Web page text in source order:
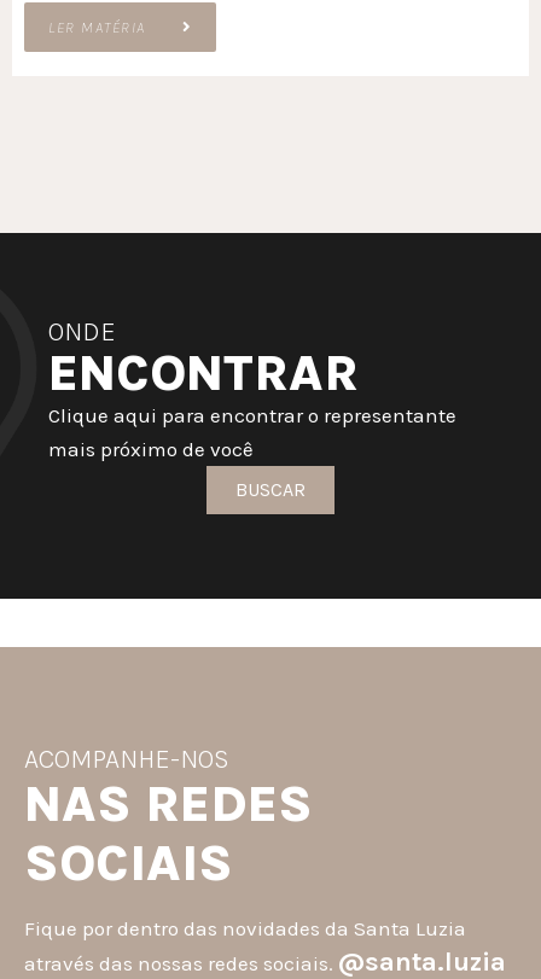
LER MATÉRIA
ONDE
ENCONTRAR
Clique aqui para encontrar o representante
mais próximo de você
BUSCAR
ACOMPANHE-NOS
NAS REDES
SOCIAIS
Fique por dentro das novidades da Santa Luzia
através das nossas redes sociais. @santa.luzia